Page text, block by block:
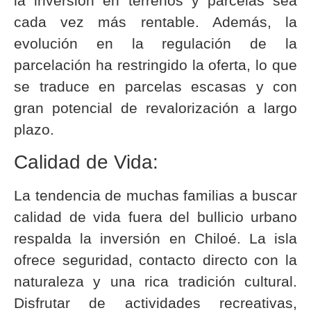
cada vez más rentable. Además, la
evolución en la regulación de la
parcelación ha restringido la oferta, lo que
se traduce en parcelas escasas y con
gran potencial de revalorización a largo
plazo.
Calidad de Vida:
La tendencia de muchas familias a buscar
calidad de vida fuera del bullicio urbano
respalda la inversión en Chiloé. La isla
ofrece seguridad, contacto directo con la
naturaleza y una rica tradición cultural.
Disfrutar de actividades recreativas,